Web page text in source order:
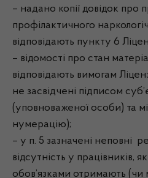
– надано копії довідок про
профілактичного
відповідають пункту 6
– відомості про стан
відповідають вимогам
не засвідчені підписом
(уповноваженої особи) та
нумерацію);
– у п. 5 зазначені неповні
відсутність у працівників,
обов’язками отримають (чи